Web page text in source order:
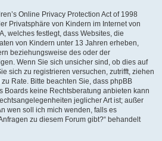
Online Privacy Protection Act of 1998
Privatsphäre von Kindern im Internet von
welches festlegt, dass Websites, die
von Kindern unter 13 Jahren erheben,
beziehungsweise des oder der
Wenn Sie sich unsicher sind, ob dies auf
sich zu registrieren versuchen, zutrifft, ziehen
Rate. Bitte beachten Sie, dass phpBB
Boards keine Rechtsberatung anbieten kann
jeglicher Art ist; außer
wen soll ich mich wenden, falls es
zu diesem Forum gibt?“ behandelt